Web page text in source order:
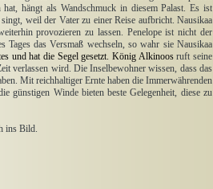
hängt als Wandschmuck in diesem Palast. Es ist
weil der Vater zu einer Reise aufbricht. Nausikaa
provozieren zu lassen. Penelope ist nicht der
das Versmaß wechseln, so wahr sie Nausikaa
und hat die Segel gesetzt. König Alkinoosruft seine
verlassen wird. Die Inselbewohner wissen, dass das
Mit reichhaltiger Ernte haben die Immerwährenden
günstigen Winde bieten beste Gelegenheit, diese zu
ins Bild.